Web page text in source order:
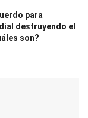
para
destruyendo el
son?